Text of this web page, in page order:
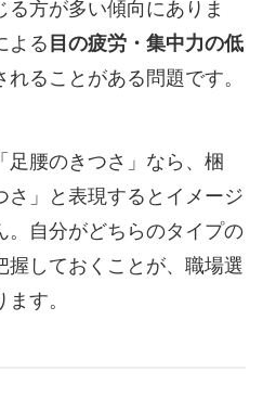
る方が多い傾向にありま
よる 目の疲労・集中力の低
ることがある問題です。
足腰のきつさ」なら、梱
さ」と表現するとイメージ
。自分がどちらのタイプの
握しておくことが、職場選
す。